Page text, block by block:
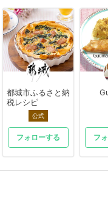
都城市ふるさと納
税レシピ
公式
フォローする フ